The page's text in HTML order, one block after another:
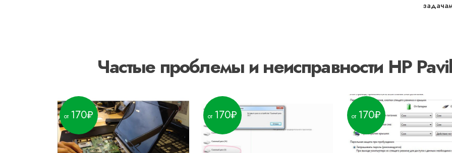
Частые проблемы и неисправности HP
170 170 170